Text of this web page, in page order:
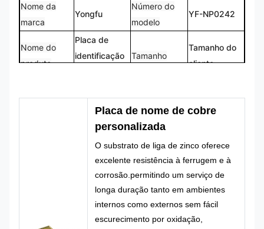
Nome da
marca
Yongfu
Número do
modelo
YF-NP0242
Nome do
produto
Placa de
identificação
Tamanho
Tamanho do
cliente
Logotipo
personalizado
Forma
personalizada
CMYK,
sob medida
Placa de nome de cobre
personalizada
O substrato de liga de zinco oferece
excelente resistência à ferrugem e à
corrosão.permitindo um serviço de
longa duração tanto em ambientes
internos como externos sem fácil
escurecimento por oxidação,